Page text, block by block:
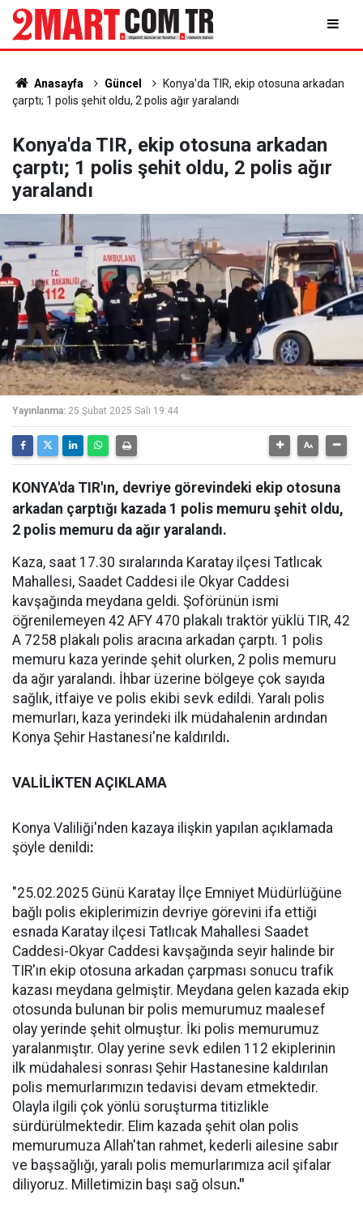
Anasayfa Güncel
Konya'da TIR, ekip otosuna arkadan
çarptı; 1 polis şehit oldu, 2 polis ağır yaralandı
Konya'da TIR, ekip otosuna arkadan
çarptı; 1 polis şehit oldu, 2 polis ağır
yaralandı
Yayınlanma: 25 Şubat 2025 Salı 19:44
KONYA'da TIR'ın, devriye görevindeki ekip otosuna
arkadan çarptığı kazada 1 polis memuru şehit oldu,
2 polis memuru da ağır yaralandı.
Kaza, saat 17.30 sıralarında Karatay ilçesi Tatlıcak
Mahallesi, Saadet Caddesi ile Okyar Caddesi
kavşağında meydana geldi. Şoförünün ismi
öğrenilemeyen 42 AFY 470 plakalı traktör yüklü TIR, 42
A 7258 plakalı polis aracına arkadan çarptı. 1 polis
memuru kaza yerinde şehit olurken, 2 polis memuru
da ağır yaralandı. İhbar üzerine bölgeye çok sayıda
sağlık, itfaiye ve polis ekibi sevk edildi. Yaralı polis
memurları, kaza yerindeki ilk müdahalenin ardından
Konya Şehir Hastanesi'ne kaldırıldı.
VALİLİKTEN AÇIKLAMA
Konya Valiliği'nden kazaya ilişkin yapılan açıklamada
şöyle denildi:
"25.02.2025 Günü Karatay İlçe Emniyet Müdürlüğüne
bağlı polis ekiplerimizin devriye görevini ifa ettiği
esnada Karatay ilçesi Tatlıcak Mahallesi Saadet
Caddesi-Okyar Caddesi kavşağında seyir halinde bir
TIR'ın ekip otosuna arkadan çarpması sonucu trafik
kazası meydana gelmiştir. Meydana gelen kazada ekip
otosunda bulunan bir polis memurumuz maalesef
olay yerinde şehit olmuştur. İki polis memurumuz
yaralanmıştır. Olay yerine sevk edilen 112 ekiplerinin
ilk müdahalesi sonrası Şehir Hastanesine kaldırılan
polis memurlarımızın tedavisi devam etmektedir.
Olayla ilgili çok yönlü soruşturma titizlikle
sürdürülmektedir. Elim kazada şehit olan polis
memurumuza Allah'tan rahmet, kederli ailesine sabır
ve başsağlığı, yaralı polis memurlarımıza acil şifalar
diliyoruz. Milletimizin başı sağ olsun."